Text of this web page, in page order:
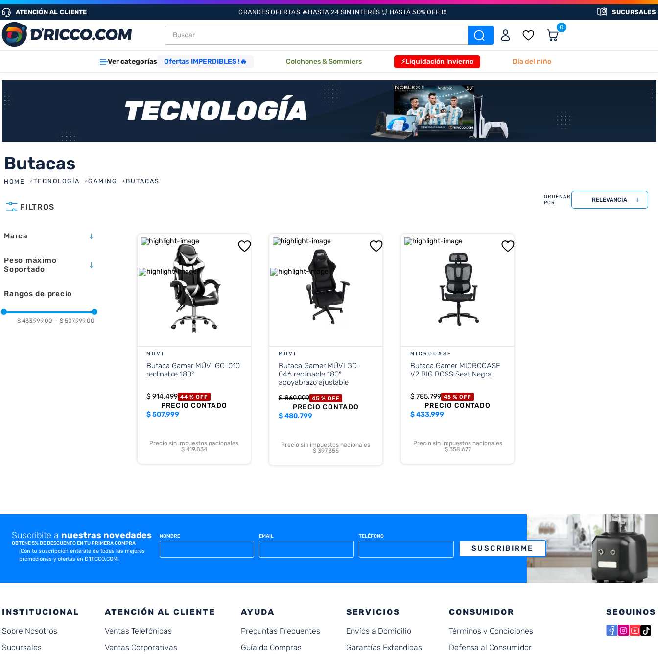
ATENCIÓN AL CLIENTE GRANDES OFERTAS 🔥HASTA 24 SIN INTERÉS 🛒 HASTA 50% OFF ❗❗ SUCURSALES
Buscar 0
Ver categorías Ofertas IMPERDIBLES !🔥 Colchones & Sommiers ⚡Liquidación Invierno Día del niño
Butacas
TECNOLOGÍA GAMING BUTACAS
FILTROS
Marca
MÜVI
Peso máximo
Soportado
Rangos de precio
$ 433.999,00 – $ 507.999,00
RELEVANCIA
MÜVI
Butaca Gamer MÜVI GC-010
reclinable 180º
$914.499 44 % OFF
PRECIO CONTADO
$507.999
Precio sin impuestos nacionales
$ 419.834
MÜVI
Butaca Gamer MÜVI GC-
046 reclinable 180º
apoyabrazo ajustable
$869.999 45 % OFF
PRECIO CONTADO
$480.799
Precio sin impuestos nacionales
$ 397.355
MICROCASE
Butaca Gamer MICROCASE
V2 BIG BOSS Seat Negra
$785.799 45 % OFF
PRECIO CONTADO
$433.999
Precio sin impuestos nacionales
$ 358.677
Suscribite a nuestras novedades
OBTENÉ 5% DE DESCUENTO EN TU PRIMERA COMPRA
¡Con tu suscripción enterate de todas las mejores
promociones y ofertas en D'RICCO.COM!
NOMBRE EMAIL TELÉFONO
SUSCRIBIRME
INSTITUCIONAL
Sobre Nosotros
Sucursales
ATENCIÓN AL CLIENTE
Ventas Telefónicas
Ventas Corporativas
AYUDA
Preguntas Frecuentes
Guía de Compras
SERVICIOS
Envíos a Domicilio
Garantías Extendidas
CONSUMIDOR
Términos y Condiciones
Defensa al Consumidor
SEGUINOS
TÉRMINOS MÁS BUSCADOS
1. heladeras
3. aires
5. microondas